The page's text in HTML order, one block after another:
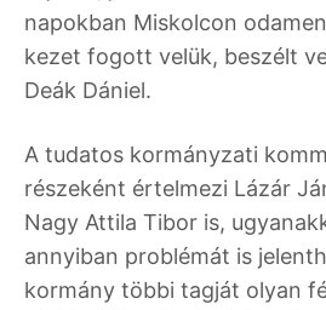
napokban Miskolcon
kezet fogott velük, beszélt
Deák Dániel.
A tudatos kormányzati
részeként értelmezi Lázár
Nagy Attila Tibor is,
annyiban problémát is
kormány többi tagját olyan